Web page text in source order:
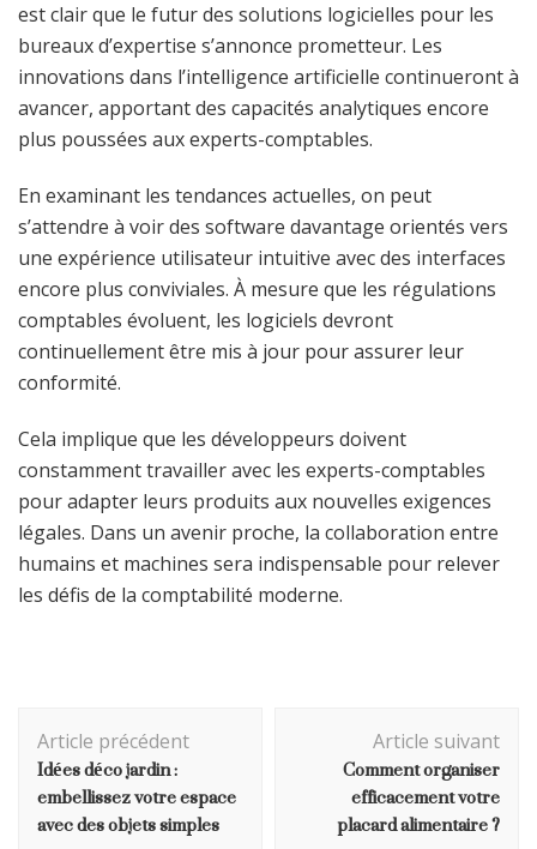
est clair que le futur des solutions logicielles pour les
bureaux d’expertise s’annonce prometteur. Les
innovations dans l’intelligence artificielle continueront à
avancer, apportant des capacités analytiques encore
plus poussées aux experts-comptables.
En examinant les tendances actuelles, on peut
s’attendre à voir des software davantage orientés vers
une expérience utilisateur intuitive avec des interfaces
encore plus conviviales. À mesure que les régulations
comptables évoluent, les logiciels devront
continuellement être mis à jour pour assurer leur
conformité.
Cela implique que les développeurs doivent
constamment travailler avec les experts-comptables
pour adapter leurs produits aux nouvelles exigences
légales. Dans un avenir proche, la collaboration entre
humains et machines sera indispensable pour relever
les défis de la comptabilité moderne.
d'article
Article précédent
Idées déco jardin :
embellissez votre espace
avec des objets simples
Article suivant
Comment organiser
efficacement votre
placard alimentaire ?